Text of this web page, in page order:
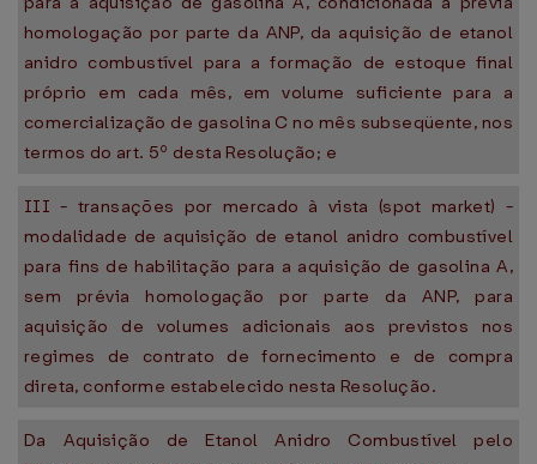
homologação por parte da ANP, da aquisição de etanol
anidro combustível para a formação de estoque final
próprio em cada mês, em volume suficiente para a
comercialização de gasolina C no mês subseqüente, nos
termos do art. 5º desta Resolução; e
III - transações por mercado à vista (spot market) -
modalidade de aquisição de etanol anidro combustível
para fins de habilitação para a aquisição de gasolina A,
sem prévia homologação por parte da ANP, para
aquisição de volumes adicionais aos previstos nos
regimes de contrato de fornecimento e de compra
direta, conforme estabelecido nesta Resolução.
Da Aquisição de Etanol Anidro Combustível pelo